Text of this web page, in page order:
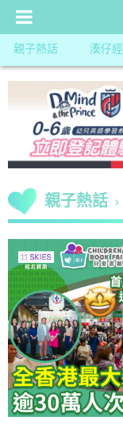
親子熱話 湊仔經
親子熱話